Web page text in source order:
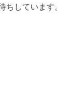
ちしています。